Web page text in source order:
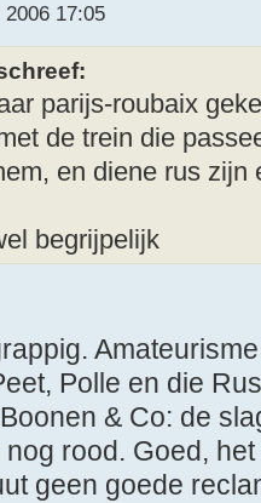
17:05
parijs-roubaix
de trein die
en diene rus zijn
begrijpelijk
Polle en die
& Co: de
rood. Goed,
geen goede